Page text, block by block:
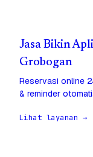
Jasa Bikin
Grobogan
Reservasi online
& reminder
Lihat layanan →